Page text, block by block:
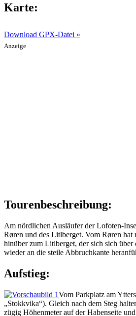
Karte:
Download GPX-Datei »
Anzeige
Tourenbeschreibung:
Am nördlichen Ausläufer der Lofoten-
Røren und des Litlberget. Vom Røren
hinüber zum Litlberget, der sich sich
wieder an die steile Abbruchkante
Aufstieg:
Vom Parkplatz am
„Stokkvika“). Gleich nach dem Steg
zügig Höhenmeter auf der Habenseite